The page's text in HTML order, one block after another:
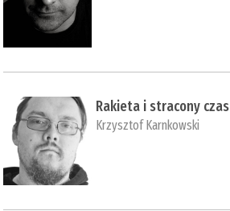
Rakieta i stracony czas
Krzysztof Karnkowski